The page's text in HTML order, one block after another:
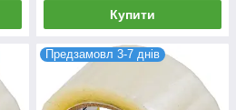
Купити
Предзамовл 3-7 днів